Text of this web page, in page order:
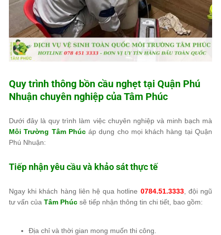
Quy trình thông bồn cầu nghẹt tại Quận Phú
Nhuận chuyên nghiệp của Tâm Phúc
Dưới đây là quy trình làm việc chuyên nghiệp và minh bạch mà
Môi Trường Tâm Phúcáp dụng cho mọi khách hàng tại Quận
Phú Nhuận:
Tiếp nhận yêu cầu và khảo sát thực tế
Ngay khi khách hàng liên hệ qua hotline 0784.51.3333, đội ngũ
tư vấn của Tâm Phúc sẽ tiếp nhận thông tin chi tiết, bao gồm:
Địa chỉ và thời gian mong muốn thi công.